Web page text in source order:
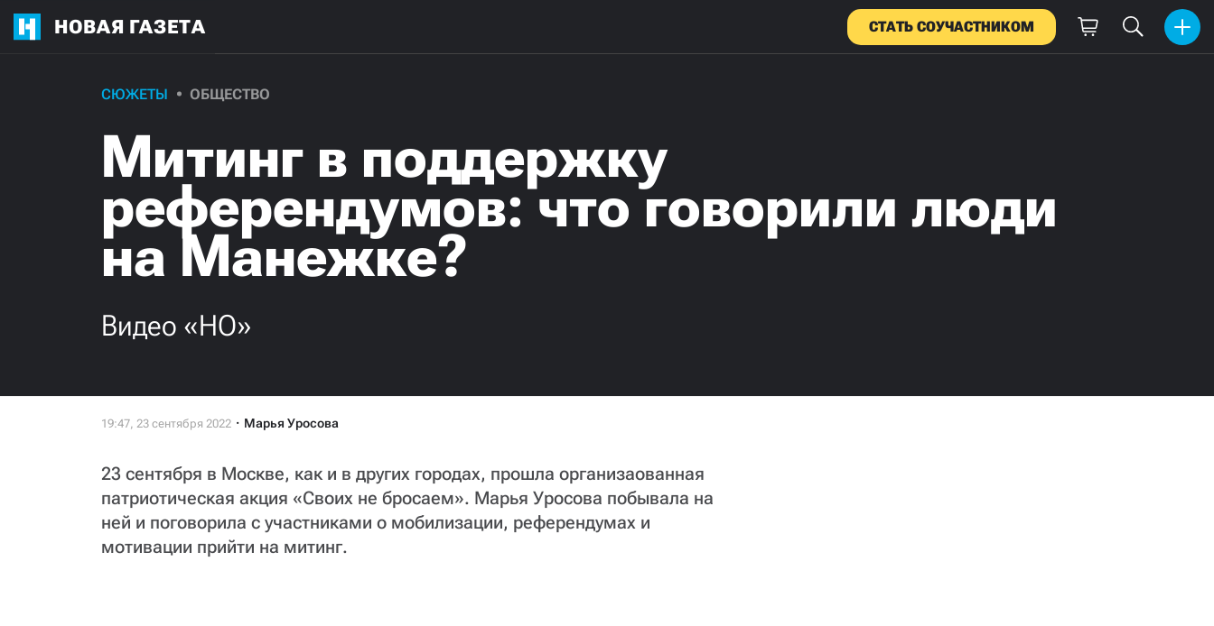
НОВАЯ ГАЗЕТА СТАТЬ СОУЧАСТНИКОМ
СЮЖЕТЫ ОБЩЕСТВО
Митинг в поддержку
референдумов: что говорили люди
на Манежке?
Видео «НО»
Марья Уросова
23 сентября в Москве, как и в других городах, прошла организаованная
патриотическая акция «Своих не бросаем». Марья Уросова побывала на
ней и поговорила с участниками о мобилизации, референдумах и
мотивации прийти на митинг.